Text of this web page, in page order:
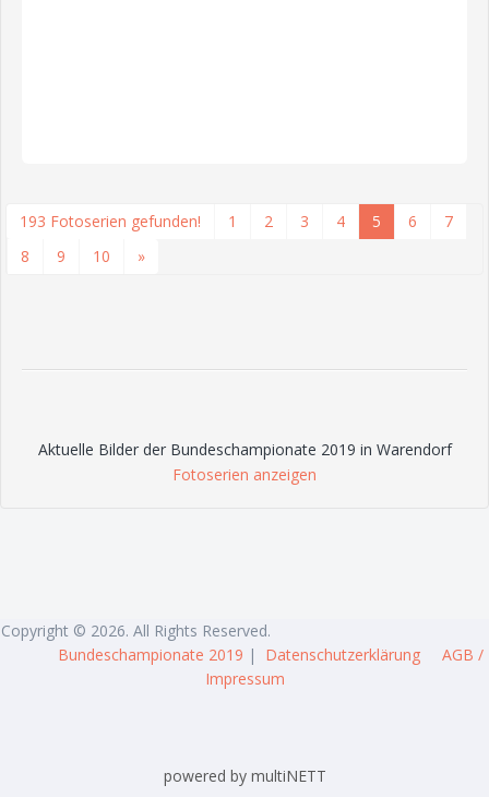
193 Fotoserien gefunden! 1 2 3 4 5 6
7
8
9 10 »
Aktuelle Bilder der Bundeschampionate 2019 in Warendorf
Fotoserien anzeigen
Copyright © 2026. All Rights Reserved.
Bundeschampionate 2019 | Datenschutzerklärung
AGB /
Impressum
powered by multiNETT